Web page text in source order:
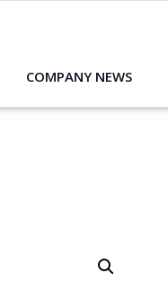
COMPANY NEWS